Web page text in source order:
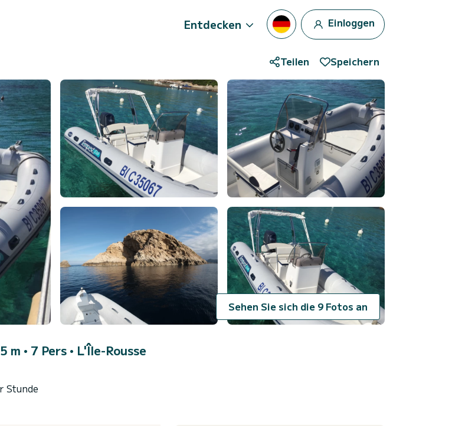
Entdecken Einloggen
Teilen Speichern
Sehen Sie sich die 9 Fotos an
m • 7 Pers • L'Île-Rousse
Stunde